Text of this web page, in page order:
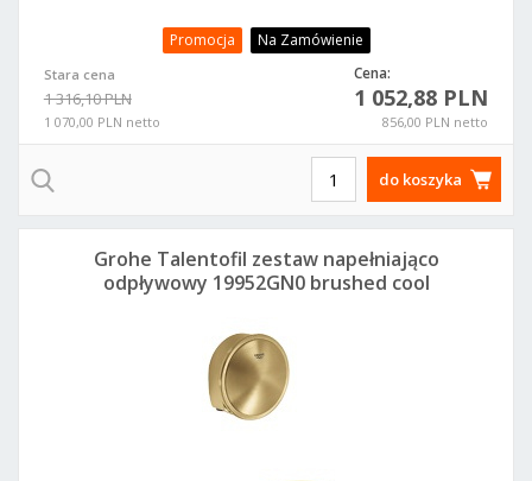
Promocja Na Zamówienie
Stara cena
1 316,10 PLN
1 070,00 PLN netto
Cena:
1 052,88 PLN
856,00 PLN netto
do koszyka
Grohe Talentofil zestaw napełniająco
odpływowy 19952GN0 brushed cool